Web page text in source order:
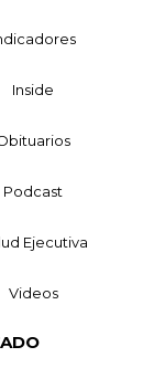
Inside
Podcast
Ejecutiva
Videos